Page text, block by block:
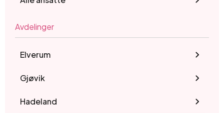
Avdelinger
Elverum
Gjøvik
Hadeland